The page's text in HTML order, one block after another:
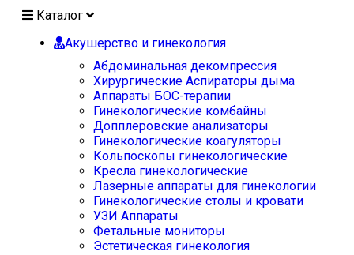
Каталог
Акушерство и гинекология
Абдоминальная декомпрессия
Хирургические Аспираторы дыма
Аппараты БОС-терапии
Гинекологические комбайны
Допплеровские анализаторы
Гинекологические коагуляторы
Кольпоскопы гинекологические
Кресла гинекологические
Лазерные аппараты для гинекологии
Гинекологические столы и кровати
УЗИ Аппараты
Фетальные мониторы
Эстетическая гинекология